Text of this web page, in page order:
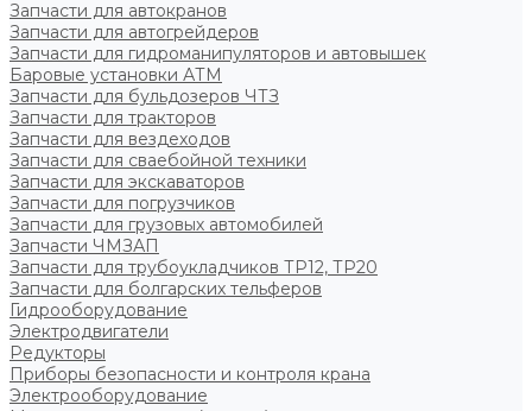
Запчасти для автокранов
Запчасти для автогрейдеров
Запчасти для гидроманипуляторов и автовышек
Баровые установки АТМ
Запчасти для бульдозеров ЧТЗ
Запчасти для тракторов
Запчасти для вездеходов
Запчасти для сваебойной техники
Запчасти для экскаваторов
Запчасти для погрузчиков
Запчасти для грузовых автомобилей
Запчасти ЧМЗАП
Запчасти для трубоукладчиков ТР12, ТР20
Запчасти для болгарских тельферов
Гидрооборудование
Электродвигатели
Редукторы
Приборы безопасности и контроля крана
Электрооборудование